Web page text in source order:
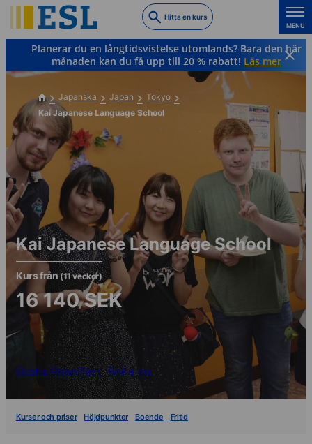
to
main
content
Hitta en kurs
MENU
Planerar du en långtidsvistelse utomlands? Bara den här
månaden kan du få upp till 20 % rabatt! Läs mer
Japanska Japan
Tokyo
Kai Japanese Language School
Kai Japanese Language School
Kurs från(11 veckor)
16 140SEK
Gratis Prisoffert Boka nu
Kurser och priser Höjdpunkter Boende Fritid